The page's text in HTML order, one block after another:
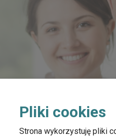
Pliki cookies
Strona wykorzystuję pliki